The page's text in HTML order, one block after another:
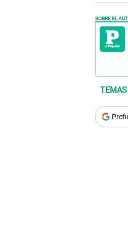
SOBRE EL